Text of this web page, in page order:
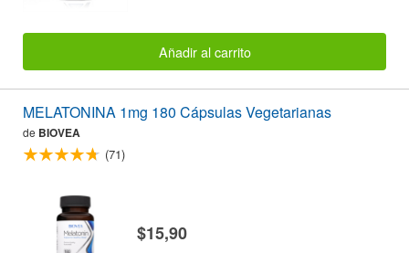
Añadir al carrito
MELATONINA 1mg 180 Cápsulas Vegetarianas
de BIOVEA
(71)
$15,90